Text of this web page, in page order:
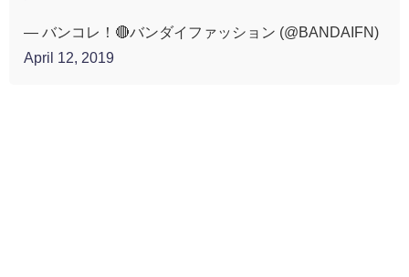
— バンコレ！🔴バンダイファッション (@BANDAIFN)
April 12, 2019